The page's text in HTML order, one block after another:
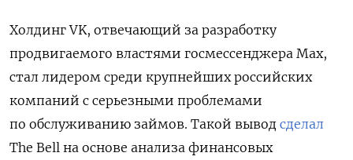
Холдинг VK, отвечающий за разработку
продвигаемого властями госмессенджера Max,
стал лидером среди крупнейших российских
компаний с серьезными проблемами
по обслуживанию займов. Такой вывод сделал
The Bell на основе анализа финансовых